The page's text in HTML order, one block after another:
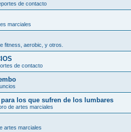
de contacto
marciales
fitness, aerobic, y otros.
de contacto
los que sufren de los lumbares
de artes marciales
artes marciales